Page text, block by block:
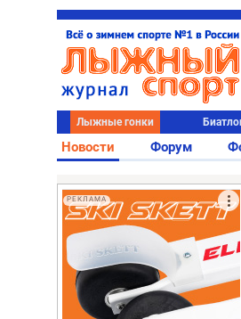
Лыжные гонки
Новости Форум
РЕКЛАМА